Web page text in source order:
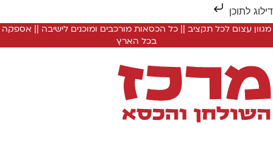
לתוכן
עצום לכל תקציב || כל הכסאות מורכבים ומוכנים לישיבה || אספקה
בכל הארץ